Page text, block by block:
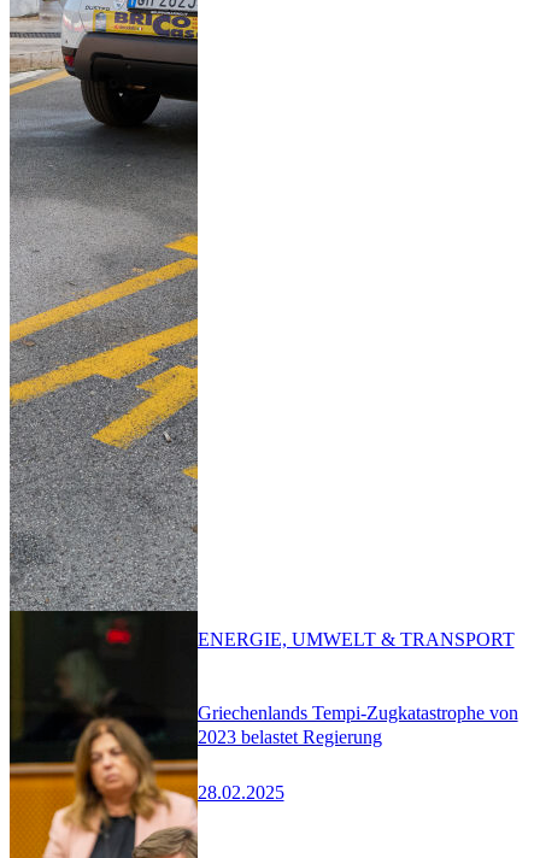
Griechenlands Tempi-Zugkatastrophe von
2023 belastet Regierung
28.02.2025
ENERGIE, UMWELT & TRANSPORT